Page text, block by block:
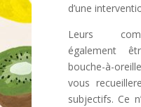
d’une
Leurs
également
bouche-à-
vous
subjectifs. Ce